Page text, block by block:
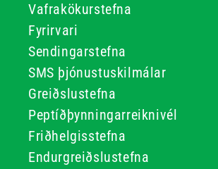
Vafrakökurstefna
Fyrirvari
Sendingarstefna
SMS þjónustuskilmálar
Greiðslustefna
Peptíðþynningarreiknivél
Friðhelgisstefna
Endurgreiðslustefna